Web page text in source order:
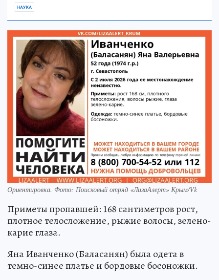
НАУКА
Ориентировка. Фото: Поисковый отряд «ЛизаАлерт» Крым/Vk
Приметы пропавшей: 168 сантиметров рост,
плотное телосложение, рыжие волосы, зелено-
карие глаза.
Яна Иванченко (Баласанян) была одета в
темно-синее платье и бордовые босоножки.